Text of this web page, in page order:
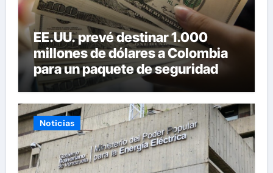
EE.UU. prevé destinar 1.000
millones de dólares a Colombia
para un paquete de seguridad
Noticias